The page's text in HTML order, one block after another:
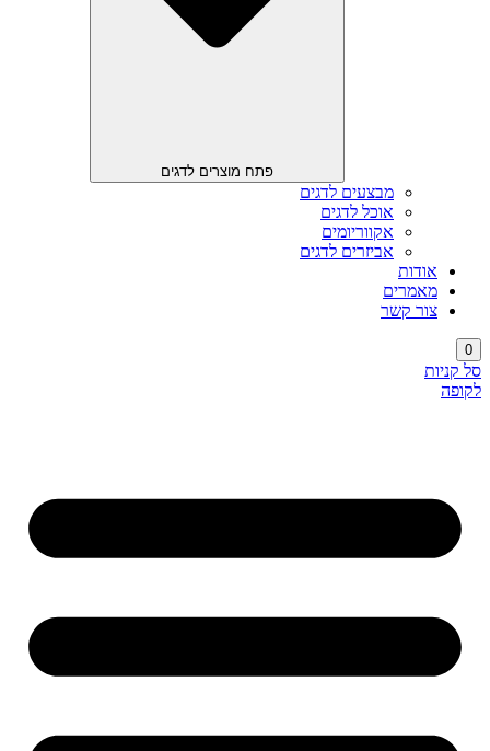
פתח מוצרים לדגים
מבצעים לדגים
אוכל לדגים
אקווריומים
אביזרים לדגים
אודות
מאמרים
צור קשר
0
סל קניות
לקופה